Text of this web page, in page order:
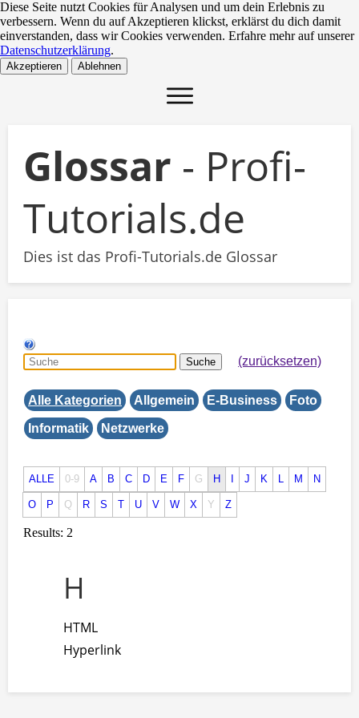
Diese Seite nutzt Cookies für Analysen und um dein Erlebnis zu
verbessern. Wenn du auf Akzeptieren klickst, erklärst du dich damit
einverstanden, dass wir Cookies verwenden. Erfahre mehr auf unserer
Datenschutzerklärung.
Akzeptieren Ablehnen
​Glossar - Profi-
Tutorials.de
​Dies ist das Profi-Tutorials.de Glossar
Suche (zurücksetzen)
Alle Kategorien Allgemein E-Business Foto
Informatik Netzwerke
ALLE 0-9 A B C D E F G H J K M N
O P Q R S T U V W X Y Z
Results: 2
H
HTML
Hyperlink